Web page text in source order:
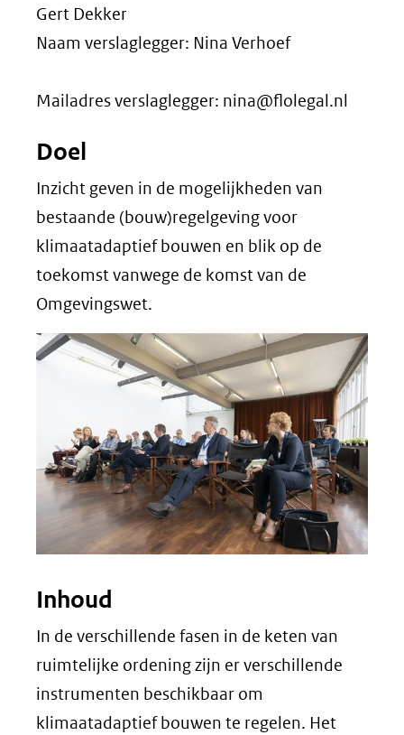
Gert Dekker
Naam verslaglegger: Nina Verhoef
Mailadres verslaglegger: nina@flolegal.nl
Doel
Inzicht geven in de mogelijkheden van
bestaande (bouw)regelgeving voor
klimaatadaptief bouwen en blik op de
toekomst vanwege de komst van de
Omgevingswet.
Inhoud
In de verschillende fasen in de keten van
ruimtelijke ordening zijn er verschillende
instrumenten beschikbaar om
klimaatadaptief bouwen te regelen. Het